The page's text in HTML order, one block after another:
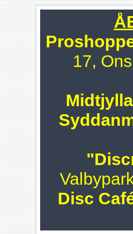
17,
Disc